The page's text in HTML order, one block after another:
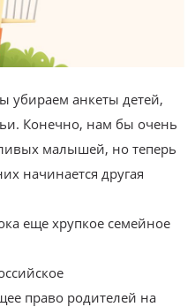
убираем анкеты детей,
Конечно, нам бы очень
малышей, но теперь
начинается другая
еще хрупкое семейное
право родителей на